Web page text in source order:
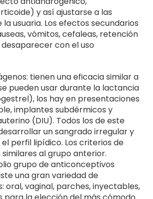
y así ajustarse a las
la usuaria. Los efectos secundarios
vómitos, cefaleas, retención
con el uso
tienen una eficacia similar a
pueden usar durante la lactancia
los hay en presentaciones
implantes subdérmicos y
(DIU). Todos los de este
un sangrado irregular y
perfil lipídico. Los criterios de
similares al grupo anterior.
grupo de anticonceptivos
una gran variedad de
oral, vaginal, parches, inyectables,